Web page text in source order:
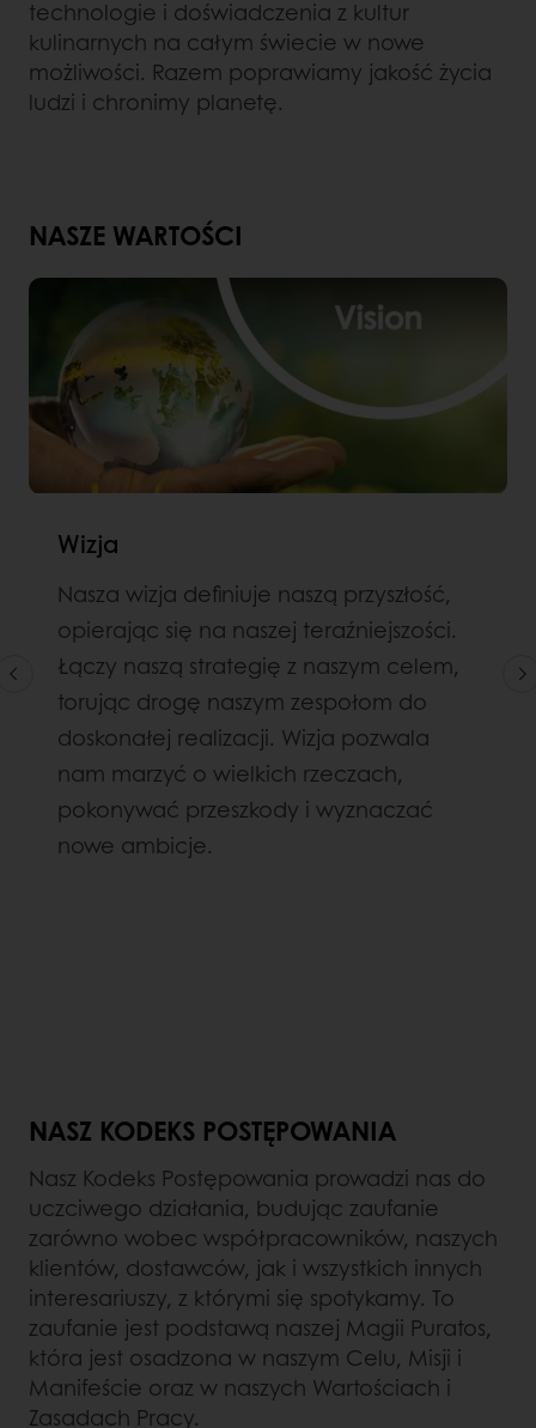
technologie i doświadczenia z kultur
kulinarnych na całym świecie w nowe
możliwości. Razem poprawiamy jakość życia
ludzi i chronimy planetę.
NASZE WARTOŚCI
Wizja
Nasza wizja definiuje naszą przyszłość,
opierając się na naszej teraźniejszości.
Łączy naszą strategię z naszym celem,
torując drogę naszym zespołom do
doskonałej realizacji. Wizja pozwala
nam marzyć o wielkich rzeczach,
pokonywać przeszkody i wyznaczać
nowe ambicje.
NASZ KODEKS POSTĘPOWANIA
Nasz Kodeks Postępowania prowadzi nas do
uczciwego działania, budując zaufanie
zarówno wobec współpracowników, naszych
klientów, dostawców, jak i wszystkich innych
interesariuszy, z którymi się spotykamy. To
zaufanie jest podstawą naszej Magii Puratos,
która jest osadzona w naszym Celu, Misji i
Manifeście oraz w naszych Wartościach i
Zasadach Pracy.